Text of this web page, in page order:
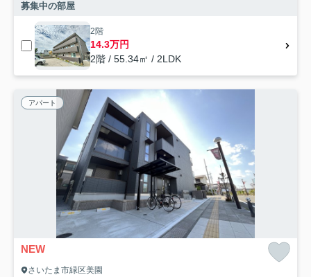
募集中の部屋
2階
14.3万円
2階 / 55.34㎡ / 2LDK
アパート
NEW
さいたま市緑区美園